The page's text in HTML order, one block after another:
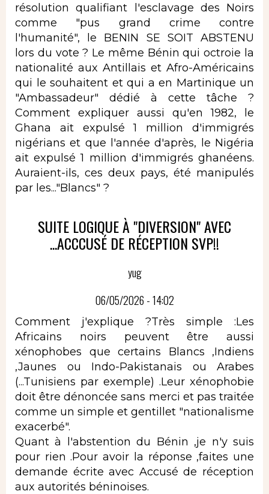
résolution qualifiant l'esclavage des Noirs
comme "pus grand crime contre
l'humanité", le BENIN SE SOIT ABSTENU
lors du vote ? Le même Bénin qui octroie la
nationalité aux Antillais et Afro-Américains
qui le souhaitent et qui a en Martinique un
"Ambassadeur" dédié à cette tâche ?
Comment expliquer aussi qu'en 1982, le
Ghana ait expulsé 1 million d'immigrés
nigérians et que l'année d'après, le Nigéria
ait expulsé 1 million d'immigrés ghanéens.
Auraient-ils, ces deux pays, été manipulés
par les..."Blancs" ?
SUITE LOGIQUE À "DIVERSION" AVEC
...ACCCUSÉ DE RÉCEPTION SVP!!
yug
06/05/2026 - 14:02
Comment j'explique ?Très simple :Les
Africains noirs peuvent être aussi
xénophobes que certains Blancs ,Indiens
,Jaunes ou Indo-Pakistanais ou Arabes
(...Tunisiens par exemple) .Leur xénophobie
doit être dénoncée sans merci et pas traitée
comme un simple et gentillet "nationalisme
exacerbé".
Quant à l'abstention du Bénin ,je n'y suis
pour rien .Pour avoir la réponse ,faites une
demande écrite avec Accusé de réception
aux autorités béninoises.